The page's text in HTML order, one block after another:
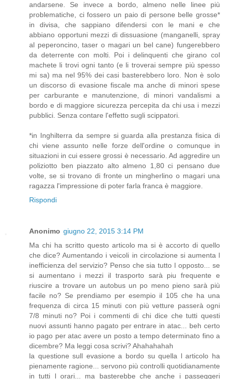
andarsene. Se invece a bordo, almeno nelle linee più
problematiche, ci fossero un paio di persone belle grosse*
in divisa, che sappiano difendersi con le mani e che
abbiano opportuni mezzi di dissuasione (manganelli, spray
al peperoncino, taser o magari un bel cane) fungerebbero
da deterrente con molti. Poi i delinquenti che girano col
machete li trovi ogni tanto (e li troverai sempre più spesso
mi sa) ma nel 95% dei casi basterebbero loro. Non è solo
un discorso di evasione fiscale ma anche di minori spese
per carburante e manutenzione, di minori vandalismi a
bordo e di maggiore sicurezza percepita da chi usa i mezzi
pubblici. Senza contare l'effetto sugli scippatori.
*in Inghilterra da sempre si guarda alla prestanza fisica di
chi viene assunto nelle forze dell'ordine o comunque in
situazioni in cui essere grossi è necessario. Ad aggredire un
poliziotto ben piazzato alto almeno 1,80 ci pensano due
volte, se si trovano di fronte un mingherlino o magari una
ragazza l'impressione di poter farla franca è maggiore.
Rispondi
Anonimo giugno 22, 2015 3:14 PM
Ma chi ha scritto questo articolo ma si è accorto di quello
che dice? Aumentando i veicoli in circolazione si aumenta l
inefficienza del servizio? Penso che sia tutto l opposto... se
si aumentano i mezzi il trasporto sarà piu frequente e
riuscire a trovare un autobus un po meno pieno sarà più
facile no? Se prendiamo per esempio il 105 che ha una
frequenza di circa 15 minuti con più vetture passerà ogni
7/8 minuti no? Poi i commenti di chi dice che tutti questi
nuovi assunti hanno pagato per entrare in atac... beh certo
io pago per atac avere un posto a tempo determinato fino a
dicembre? Ma leggi cosa scrivi? Ahahahahah
la questione sull evasione a bordo su quella l articolo ha
pienamente ragione... servono più controlli quotidianamente
in tutti l orari... ma basterebbe che anche i passeggeri